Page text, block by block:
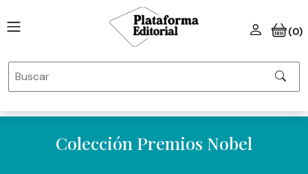
(0)
Colección Premios Nobel